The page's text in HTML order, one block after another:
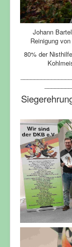
Johann
Reinigung
80% der